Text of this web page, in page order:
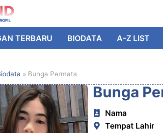
TERBARU BIODATA A-Z LIST
» Bunga Permata
Bunga
Nama
Tempat Lahir